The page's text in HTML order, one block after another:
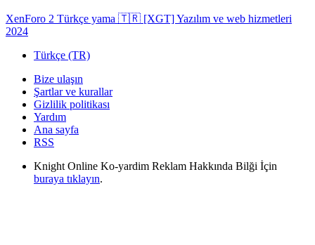
XenForo 2 Türkçe yama 🇹🇷 [XGT] Yazılım ve web hizmetleri
2024
Türkçe (TR)
Bize ulaşın
Şartlar ve kurallar
Gizlilik politikası
Yardım
Ana sayfa
RSS
Knight Online Ko-yardim Reklam Hakkında Bilği İçin
buraya tıklayın.